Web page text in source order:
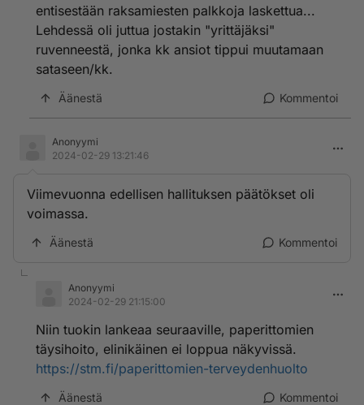
entisestään raksamiesten palkkoja laskettua...
Lehdessä oli juttua jostakin "yrittäjäksi"
ruvenneestä, jonka kk ansiot tippui muutamaan
sataseen/kk.
Äänestä Kommentoi
Anonyymi
2024-02-29 13:21:46
Viimevuonna edellisen hallituksen päätökset oli
voimassa.
Äänestä Kommentoi
Anonyymi
2024-02-29 21:15:00
Niin tuokin lankeaa seuraaville, paperittomien
täysihoito, elinikäinen ei loppua näkyvissä.
https://stm.fi/paperittomien-terveydenhuolto
Äänestä Kommentoi